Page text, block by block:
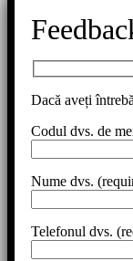
Dacă aveți
Codul dvs. de
Nume dvs.
Telefonul dvs.